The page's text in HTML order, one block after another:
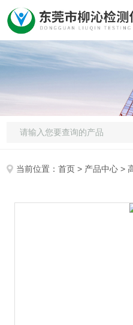
当前位置：首页 > 产品中心 >